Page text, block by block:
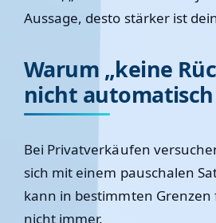
Aussage, desto stärker ist
Warum „keine
nicht automatisch
Bei Privatverkäufen
sich mit einem pauschalen
kann in bestimmten
nicht immer.